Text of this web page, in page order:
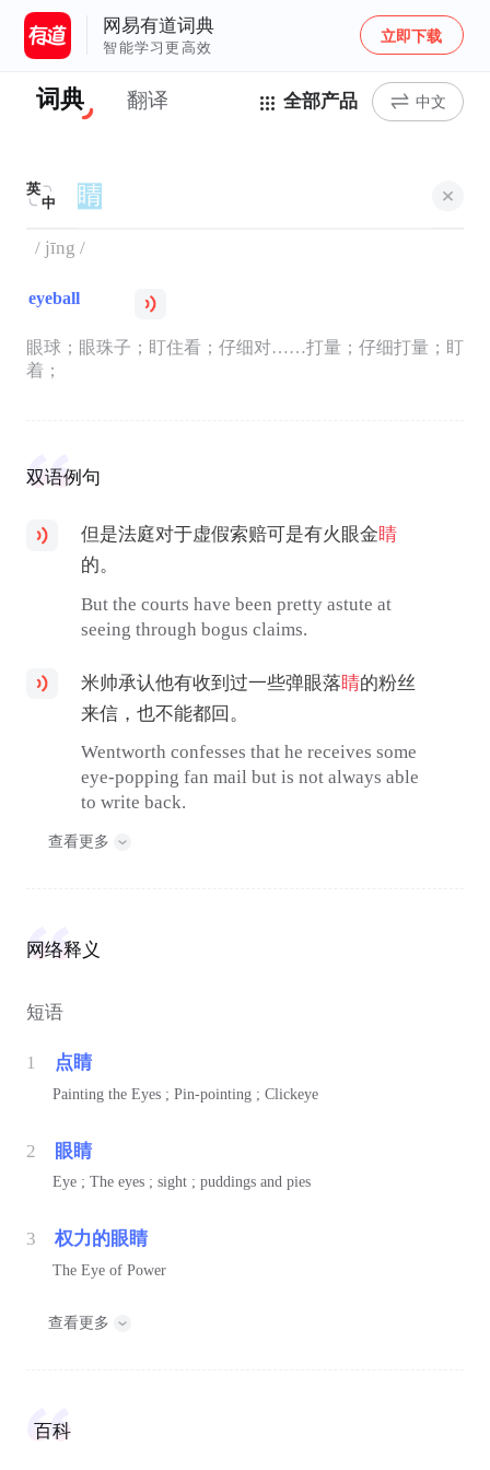
网易有道词典
智能学习更高效
立即下载
词典 翻译 全部产品 中文
英
中
/ jīng /
eyeball
眼球；眼珠子；盯住看；仔细对……打量；仔细打量；盯
着；
双语例句
但是法庭对于虚假索赔可是有火眼金睛
的。
But the courts have been pretty astute at
seeing through bogus claims.
米帅承认他有收到过一些弹眼落睛的粉丝
来信，也不能都回。
Wentworth confesses that he receives some
eye-popping fan mail but is not always able
to write back.
查看更多
网络释义
短语
1 点睛
Painting the Eyes ; Pin-pointing ; Clickeye
2 眼睛
Eye ; The eyes ; sight ; puddings and pies
3 权力的眼睛
The Eye of Power
查看更多
百科